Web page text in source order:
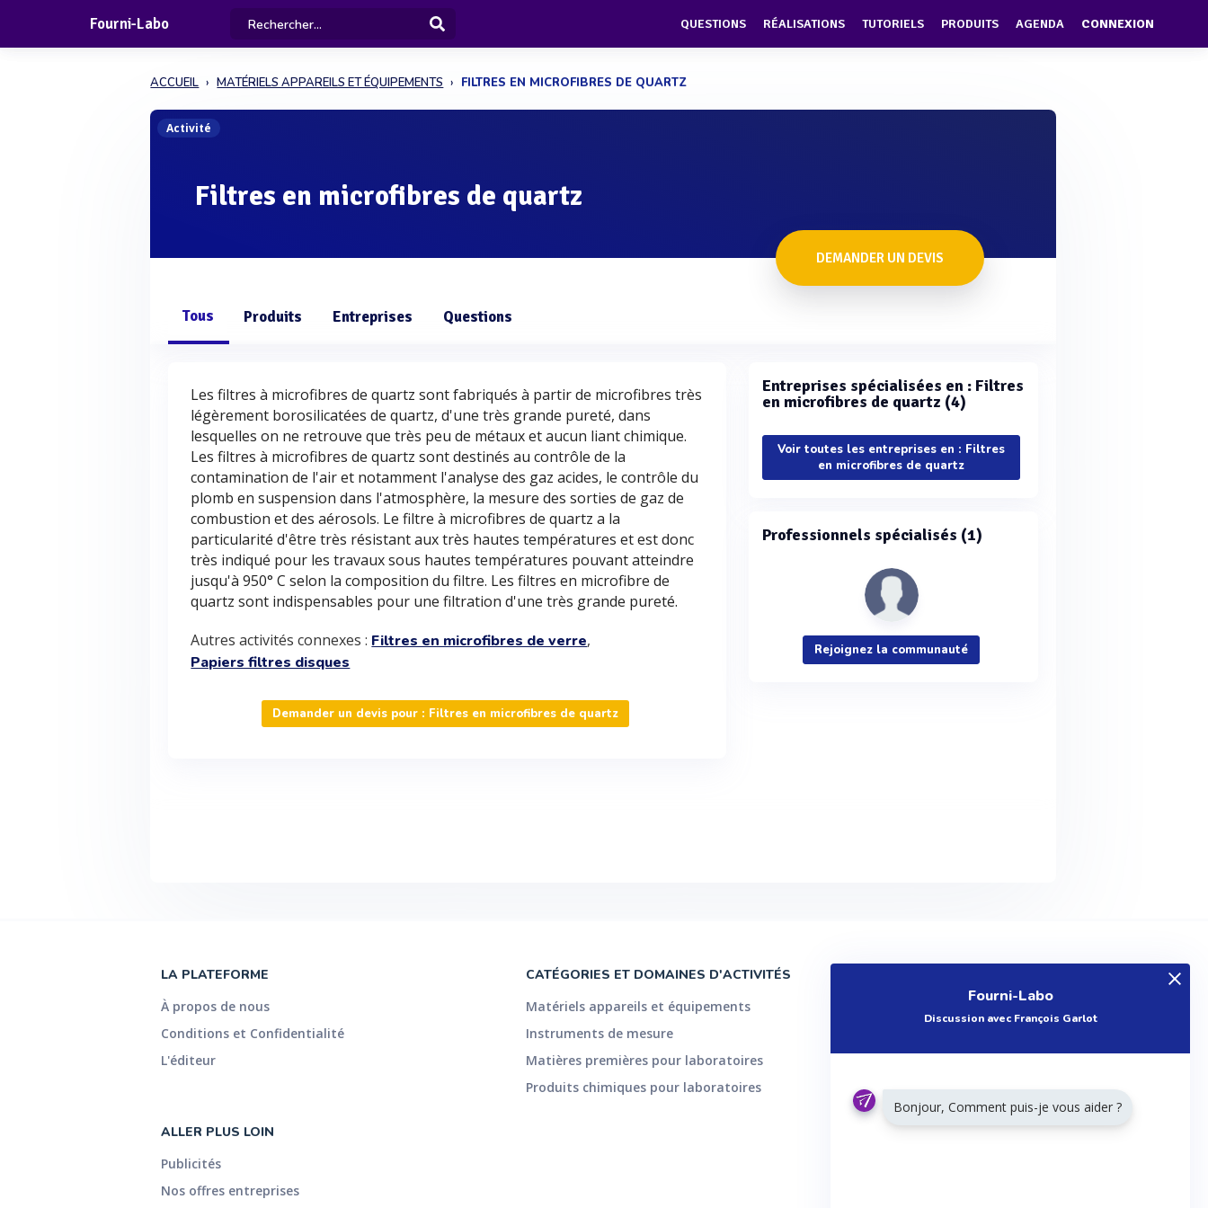
Fourni-Labo QUESTIONS RÉALISATIONS TUTORIELS PRODUITS AGENDA CONNEXION
ACCUEIL MATÉRIELS APPAREILS ET ÉQUIPEMENTS FILTRES EN MICROFIBRES DE QUARTZ
Activité
Filtres en microfibres de quartz
DEMANDER UN DEVIS
Tous Produits Entreprises Questions
Les filtres à microfibres de quartz sont fabriqués à partir de microfibres très
légèrement borosilicatées de quartz, d'une très grande pureté, dans
lesquelles on ne retrouve que très peu de métaux et aucun liant chimique.
Les filtres à microfibres de quartz sont destinés au contrôle de la
contamination de l'air et notamment l'analyse des gaz acides, le contrôle du
plomb en suspension dans l'atmosphère, la mesure des sorties de gaz de
combustion et des aérosols. Le filtre à microfibres de quartz a la
particularité d'être très résistant aux très hautes températures et est donc
très indiqué pour les travaux sous hautes températures pouvant atteindre
jusqu'à 950° C selon la composition du filtre. Les filtres en microfibre de
quartz sont indispensables pour une filtration d'une très grande pureté.
Autres activités connexes : Filtres en microfibres de verre,
Papiers filtres disques
Demander un devis pour : Filtres en microfibres de quartz
Entreprises spécialisées en : Filtres
en microfibres de quartz (4)
Voir toutes les entreprises en : Filtres
en microfibres de quartz
Professionnels spécialisés (1)
Rejoignez la communauté
LA PLATEFORME
À propos de nous
Conditions et Confidentialité
L'éditeur
ALLER PLUS LOIN
Publicités
Nos offres entreprises
CATÉGORIES ET DOMAINES D'ACTIVITÉS
Matériels appareils et équipements
Instruments de mesure
Matières premières pour laboratoires
Produits chimiques pour laboratoires
Réalisations
Tutoriels
Fourni-Labo
Discussion avec François Garlot
Bonjour, Comment puis-je vous aider ?